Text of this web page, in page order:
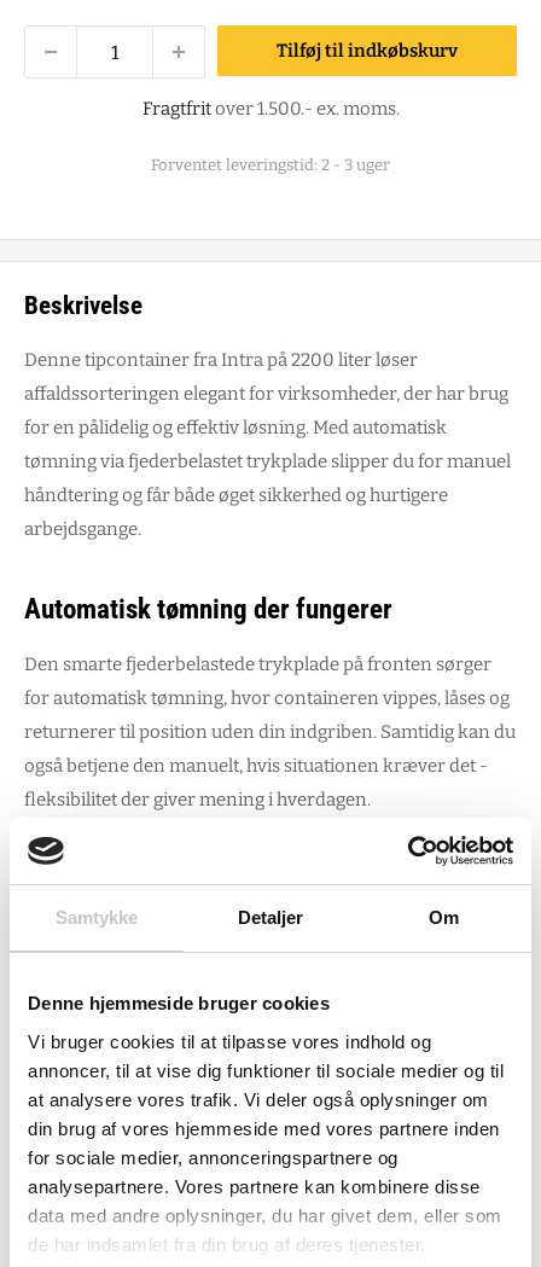
Samtykke Detaljer Om
Denne hjemmeside bruger cookies
Vi bruger cookies til at tilpasse vores indhold og
annoncer, til at vise dig funktioner til sociale medier og til
at analysere vores trafik. Vi deler også oplysninger om
din brug af vores hjemmeside med vores partnere inden
for sociale medier, annonceringspartnere og
analysepartnere. Vores partnere kan kombinere disse
data med andre oplysninger, du har givet dem, eller som
de har indsamlet fra din brug af deres tjenester.
Tilføj til indkøbskurv
Fragtfritover 1.500.- ex. moms.
Forventet leveringstid: 2 - 3 uger
Beskrivelse
Denne tipcontainer fra Intra på 2200 liter løser
affaldssorteringen elegant for virksomheder, der har brug
for en pålidelig og effektiv løsning. Med automatisk
tømning via fjederbelastet trykplade slipper du for manuel
håndtering og får både øget sikkerhed og hurtigere
arbejdsgange.
Automatisk tømning der fungerer
Den smarte fjederbelastede trykplade på fronten sørger
for automatisk tømning, hvor containeren vippes, låses og
returnerer til position uden din indgriben. Samtidig kan du
også betjene den manuelt, hvis situationen kræver det -
fleksibilitet der giver mening i hverdagen.
Robust konstruktion til alle miljøer
Konstruktionen klarer alt fra papir og plastik til tunge
materialer som cement, grus og træ - perfekt til
produktionshaller, lagermiljøer og byggeprojekter.
Gaffelommerne gør det nemt at flytte containeren med
gaffeltruck, selv når den er fyldt op til sin bæreevne på
2000 kg. Det høje låg holder affaldet på plads og begrænser
lugtgener, så arbejdsområdet forbliver ryddeligt.